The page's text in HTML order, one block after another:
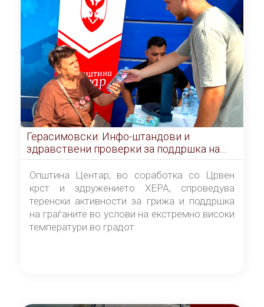
Герасимовски: Инфо-штандови и
здравствени проверки за поддршка на
граѓаните во услови на топлотен бран
Општина Центар, во соработка со Црвен
крст и здружението ХЕРА, спроведува
теренски активности за грижа и поддршка
на граѓаните во услови на екстремно високи
температури во градот.